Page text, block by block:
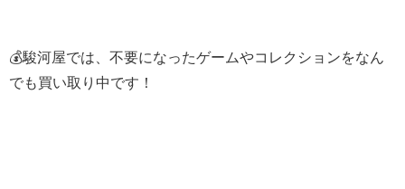
💰駿河屋では、不要になったゲームやコレクションをなん
でも買い取り中です！